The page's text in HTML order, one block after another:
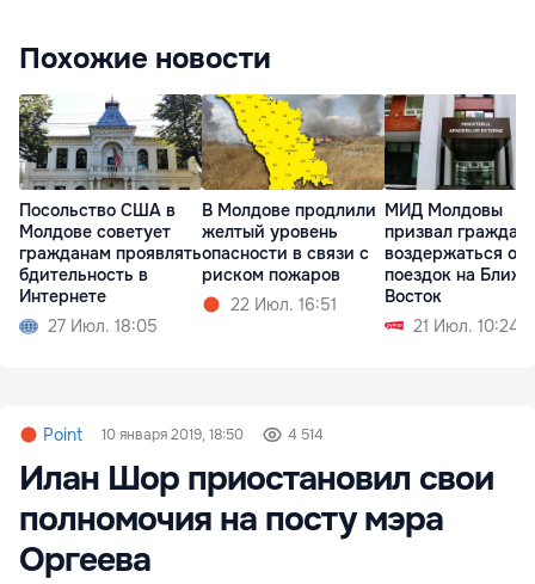
Похожие новости
Посольство США в
Молдове советует
гражданам проявлять
бдительность в
Интернете
27 Июл. 18:05
В Молдове продлили
желтый уровень
опасности в связи с
риском пожаров
22 Июл. 16:51
МИД Молдовы
призвал граждан
воздержаться от
поездок на
Восток
21 Июл. 10:24
Point 10 января 2019, 18:50 4 514
Илан Шор приостановил свои
полномочия на посту мэра
Оргеева